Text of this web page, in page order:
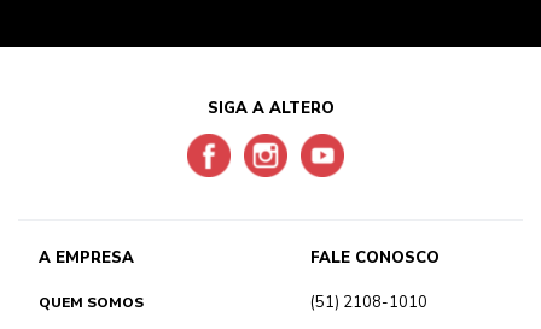
SIGA A ALTERO
A EMPRESA
QUEM SOMOS
FALE CONOSCO
(51) 2108-1010